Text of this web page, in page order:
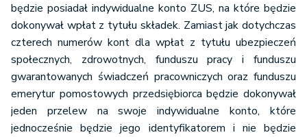
będzie posiadał indywidualne konto ZUS, na które będzie
dokonywał wpłat z tytułu składek. Zamiast jak dotychczas
czterech numerów kont dla wpłat z tytułu ubezpieczeń
społecznych, zdrowotnych, funduszu pracy i funduszu
gwarantowanych świadczeń pracowniczych oraz funduszu
emerytur pomostowych przedsiębiorca będzie dokonywał
jeden przelew na swoje indywidualne konto, które
jednocześnie będzie jego identyfikatorem i nie będzie